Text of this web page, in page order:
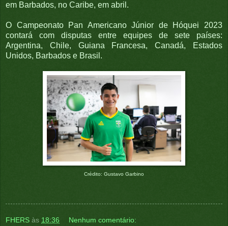
em Barbados, no Caribe, em abril.
O Campeonato Pan Americano Júnior de Hóquei 2023
contará com disputas entre equipes de sete países:
Argentina, Chile, Guiana Francesa, Canadá, Estados
Unidos, Barbados e Brasil.
Crédito: Gustavo Garbino
FHERS às 18:36 Nenhum comentário: